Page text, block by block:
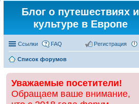
Блог о путешествиях и
культуре в Европе
Ссылки FAQ Регистрация
Список форумов
Уважаемые посетители!
Обращаем ваше внимание,